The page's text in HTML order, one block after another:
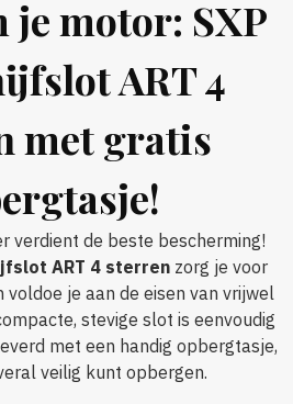
je motor: SXP
ART 4
met gratis
verdient de beste bescherming!
ART 4 sterren zorg je voor
je aan de eisen van vrijwel
stevige slot is eenvoudig
met een handig opbergtasje,
veilig kunt opbergen.